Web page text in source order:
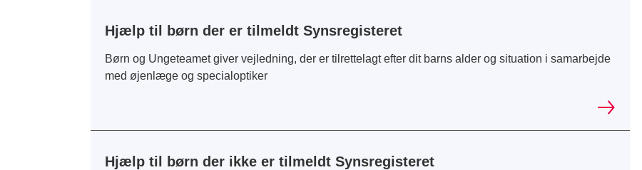
Hjælp til børn der er tilmeldt Synsregisteret
Børn og Ungeteamet giver vejledning, der er tilrettelagt efter dit barns alder og situation i samarbejde
med øjenlæge og specialoptiker
Hjælp til børn der ikke er tilmeldt Synsregisteret